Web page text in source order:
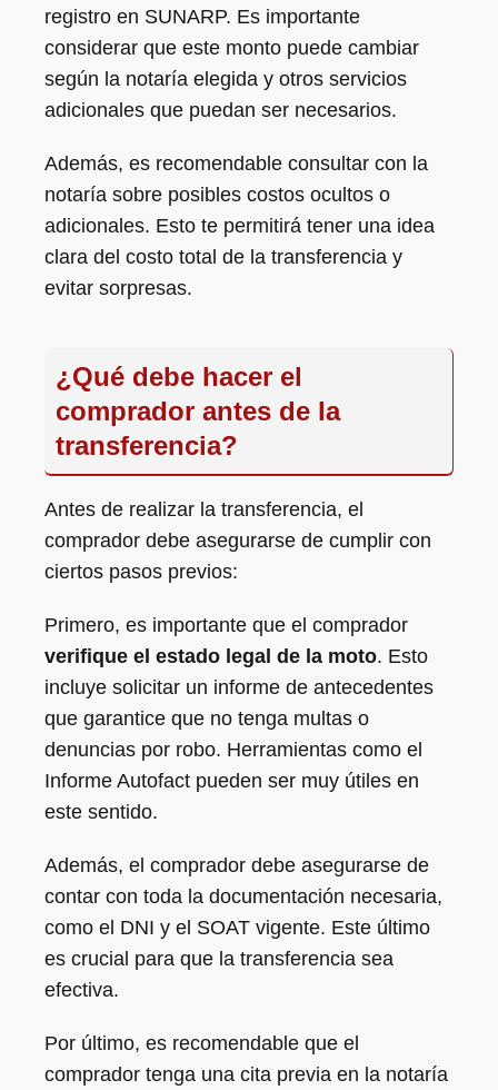
registro en SUNARP. Es importante
considerar que este monto puede cambiar
según la notaría elegida y otros servicios
adicionales que puedan ser necesarios.
Además, es recomendable consultar con la
notaría sobre posibles costos ocultos o
adicionales. Esto te permitirá tener una idea
clara del costo total de la transferencia y
evitar sorpresas.
¿Qué debe hacer el
comprador antes de la
transferencia?
Antes de realizar la transferencia, el
comprador debe asegurarse de cumplir con
ciertos pasos previos:
Primero, es importante que el comprador
verifique el estado legal de la moto. Esto
incluye solicitar un informe de antecedentes
que garantice que no tenga multas o
denuncias por robo. Herramientas como el
Informe Autofact pueden ser muy útiles en
este sentido.
Además, el comprador debe asegurarse de
contar con toda la documentación necesaria,
como el DNI y el SOAT vigente. Este último
es crucial para que la transferencia sea
efectiva.
Por último, es recomendable que el
comprador tenga una cita previa en la notaría